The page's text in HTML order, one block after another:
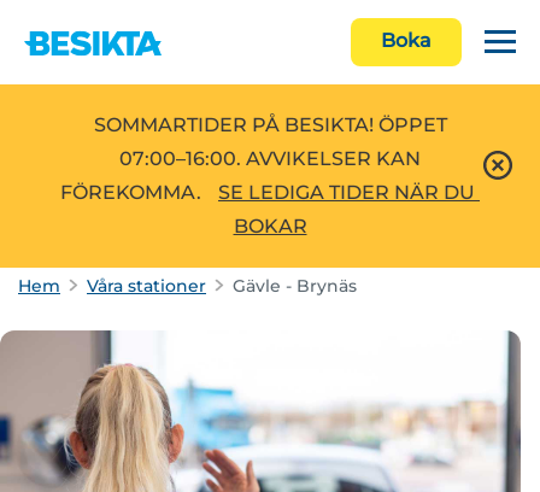
Boka
SOMMARTIDER PÅ BESIKTA! ÖPPET
07:00–16:00. AVVIKELSER KAN
FÖREKOMMA.
SE LEDIGA TIDER NÄR DU
BOKAR
Hem Våra stationer Gävle - Brynäs